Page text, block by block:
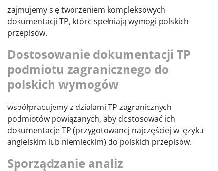
zajmujemy się tworzeniem kompleksowych
dokumentacji TP, które spełniają wymogi polskich
przepisów.
Dostosowanie dokumentacji TP
podmiotu zagranicznego do
polskich wymogów
współpracujemy z działami TP zagranicznych
podmiotów powiązanych, aby dostosować ich
dokumentacje TP (przygotowanej najczęściej w języku
angielskim lub niemieckim) do polskich przepisów.
Sporządzanie analiz